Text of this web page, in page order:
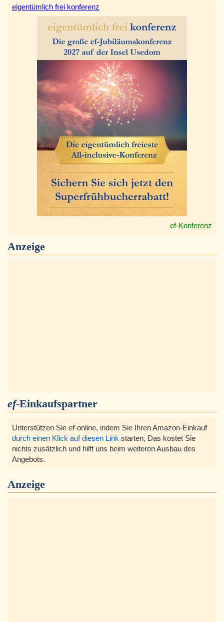
eigentümlich frei konferenz
ef-Konferenz
Anzeige
ef-Einkaufspartner
Unterstützen Sie ef-online, indem Sie Ihren Amazon-Einkauf
durch einen Klick auf diesen Link starten, Das kostet Sie
nichts zusätzlich und hilft uns beim weiteren Ausbau des
Angebots.
Anzeige